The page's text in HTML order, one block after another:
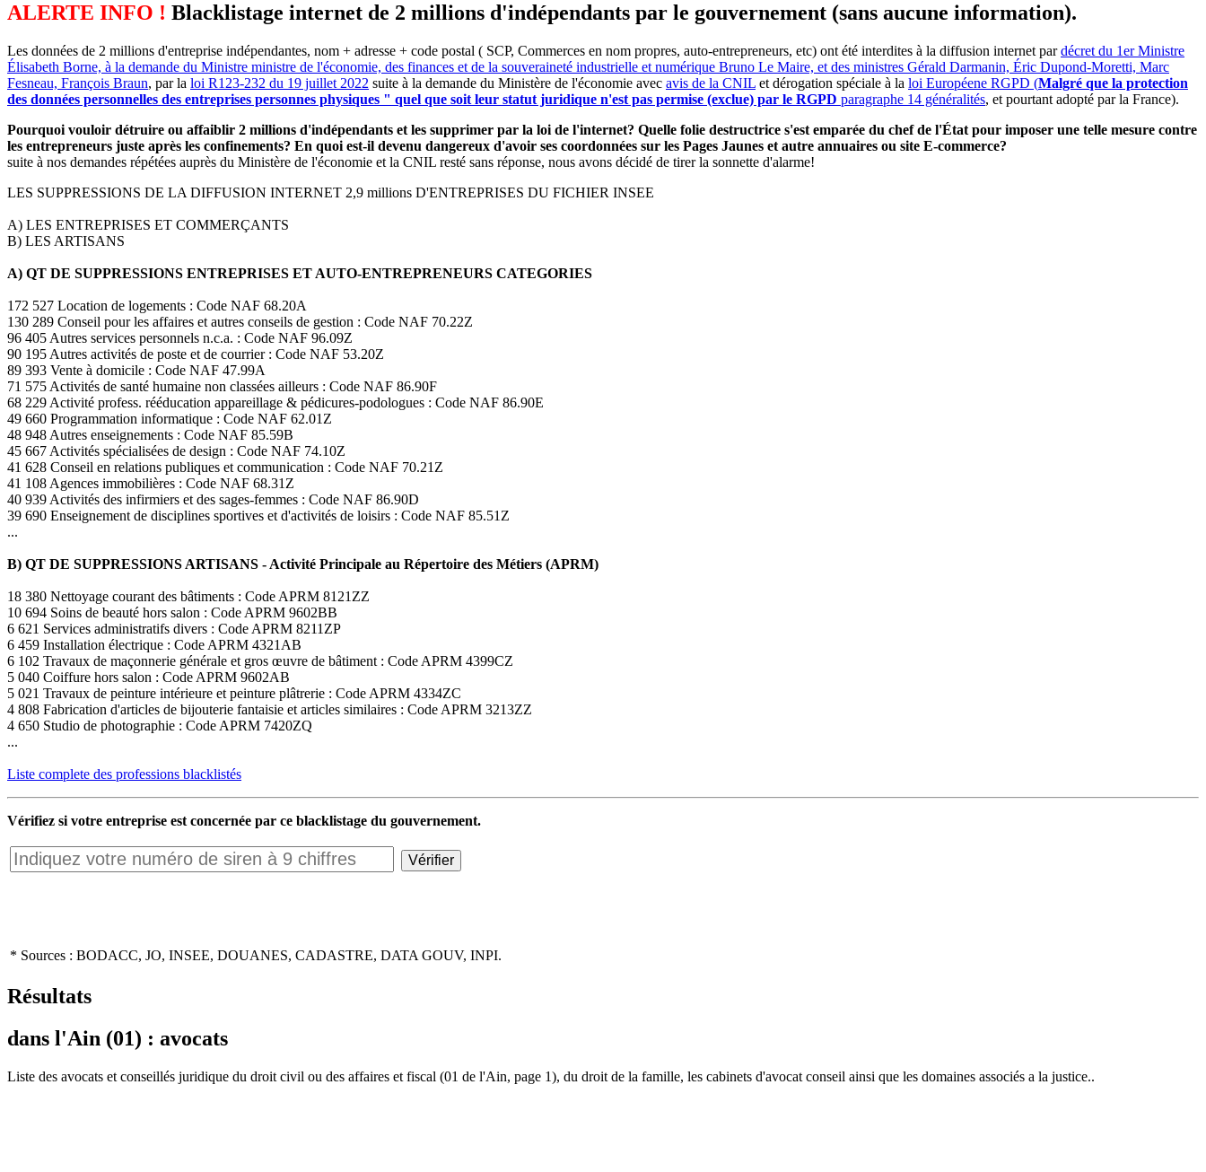
ALERTE INFO ! Blacklistage internet de 2 millions d'indépendants par le gouvernement (sans aucune information).
Les données de 2 millions d'entreprise indépendantes, nom + adresse + code postal ( SCP, Commerces en nom propres, auto-entrepreneurs, etc) ont été interdites à la diffusion internet pardécret du 1er Ministre
Élisabeth Borne, à la demande du Ministre ministre de l'économie, des finances et de la souveraineté industrielle et numérique Bruno Le Maire, et des ministres Gérald Darmanin, Éric Dupond-Moretti, Marc
Fesneau, François Braun, par la loi R123-232 du 19 juillet 2022 suite à la demande du Ministère de l'économie avec avis de la CNIL et dérogation spéciale à la loi Européene RGPD (Malgré que la protection
des données personnelles des entreprises personnes physiques " quel que soit leur statut juridique n'est pas permise (exclue) par le RGPD paragraphe 14 généralités, et pourtant adopté par la France).
Pourquoi vouloir détruire ou affaiblir 2 millions d'indépendants et les supprimer par la loi de l'internet? Quelle folie destructrice s'est emparée du chef de l'État pour imposer une telle mesure contre
les entrepreneurs juste après les confinements? En quoi est-il devenu dangereux d'avoir ses coordonnées sur les Pages Jaunes et autre annuaires ou site E-commerce?
suite à nos demandes répétées auprès du Ministère de l'économie et la CNIL resté sans réponse, nous avons décidé de tirer la sonnette d'alarme!
LES SUPPRESSIONS DE LA DIFFUSION INTERNET 2,9 millions D'ENTREPRISES DU FICHIER INSEE
A) LES ENTREPRISES ET COMMERÇANTS
B) LES ARTISANS
A) QT DE SUPPRESSIONS ENTREPRISES ET AUTO-ENTREPRENEURS CATEGORIES
172 527 Location de logements : Code NAF 68.20A
130 289 Conseil pour les affaires et autres conseils de gestion : Code NAF 70.22Z
96 405 Autres services personnels n.c.a. : Code NAF 96.09Z
90 195 Autres activités de poste et de courrier : Code NAF 53.20Z
89 393 Vente à domicile : Code NAF 47.99A
71 575 Activités de santé humaine non classées ailleurs : Code NAF 86.90F
68 229 Activité profess. rééducation appareillage & pédicures-podologues : Code NAF 86.90E
49 660 Programmation informatique : Code NAF 62.01Z
48 948 Autres enseignements : Code NAF 85.59B
45 667 Activités spécialisées de design : Code NAF 74.10Z
41 628 Conseil en relations publiques et communication : Code NAF 70.21Z
41 108 Agences immobilières : Code NAF 68.31Z
40 939 Activités des infirmiers et des sages-femmes : Code NAF 86.90D
39 690 Enseignement de disciplines sportives et d'activités de loisirs : Code NAF 85.51Z
...
B) QT DE SUPPRESSIONS ARTISANS - Activité Principale au Répertoire des Métiers (APRM)
18 380 Nettoyage courant des bâtiments : Code APRM 8121ZZ
10 694 Soins de beauté hors salon : Code APRM 9602BB
6 621 Services administratifs divers : Code APRM 8211ZP
6 459 Installation électrique : Code APRM 4321AB
6 102 Travaux de maçonnerie générale et gros œuvre de bâtiment : Code APRM 4399CZ
5 040 Coiffure hors salon : Code APRM 9602AB
5 021 Travaux de peinture intérieure et peinture plâtrerie : Code APRM 4334ZC
4 808 Fabrication d'articles de bijouterie fantaisie et articles similaires : Code APRM 3213ZZ
4 650 Studio de photographie : Code APRM 7420ZQ
...
Liste complete des professions blacklistés
Vérifiez si votre entreprise est concernée par ce blacklistage du gouvernement.
* Sources : BODACC, JO, INSEE, DOUANES, CADASTRE, DATA GOUV, INPI.
Résultats
dans l'Ain (01) : avocats
Liste des avocats et conseillés juridique du droit civil ou des affaires et fiscal (01 de l'Ain, page 1), du droit de la famille, les cabinets d'avocat conseil ainsi que les domaines associés a la justice..